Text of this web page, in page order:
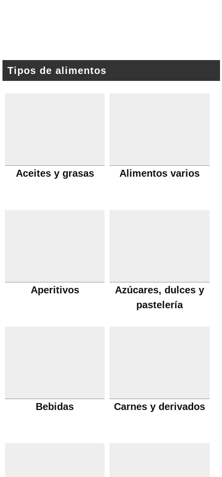
Tipos de alimentos
Aceites y grasas Alimentos varios
Aperitivos
Azúcares, dulces y
pastelería
Bebidas Carnes y derivados